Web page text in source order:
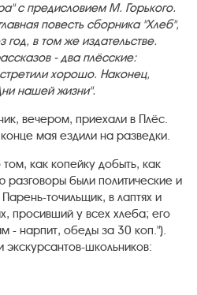
с предисловием М. Горького.
повесть сборника "Хлеб",
в том же издательстве.
- два плёсские:
хорошо. Наконец,
нашей жизни".
вечером, приехали в Плёс.
мая ездили на разведки.
как копейку добыть, как
разговоры были политические и
точильщик, в лаптях и
просивший у всех хлеба; его
- нарпит, обеды за 30 коп.").
школьников: